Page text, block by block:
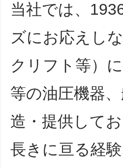
当社では、
ズにお応えし
クリフト等）
等の油圧機器
造・提供して
長きに亘る経